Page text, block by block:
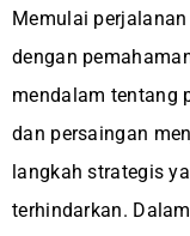
Memulai
dengan
mendalam tentang
dan persaingan
langkah strategis
terhindarkan.